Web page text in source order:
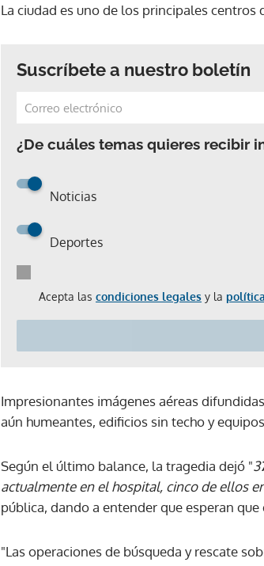
La ciudad es uno de los principales
Suscríbete a nuestro boletín
¿De cuáles temas quieres recibir
Noticias
Deportes
Acepta las condiciones legales y la
Impresionantes imágenes aéreas
aún humeantes, edificios sin techo y
Según el último balance, la tragedia dejó "3
actualmente en el hospital, cinco de ellos
pública, dando a entender que esperan
"Las operaciones de búsqueda y rescate